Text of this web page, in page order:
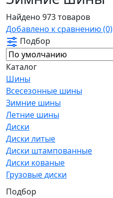
Найдено 973 товаров
Добавлено к сравнению (0)
Подбор
Каталог
Шины
Всесезонные шины
Зимние шины
Летние шины
Диски
Диски литые
Диски штампованные
Диски кованые
Грузовые диски
Подбор